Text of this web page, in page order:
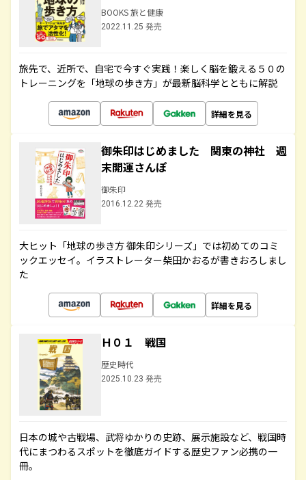
BOOKS 旅と健康
2022.11.25 発売
旅先で、近所で、自宅で今すぐ実践！楽しく脳を鍛える５０の
トレーニングを「地球の歩き方」が最新脳科学とともに解説
詳細を見る
御朱印はじめました 関東の神社 週
末開運さんぽ
御朱印
2016.12.22 発売
大ヒット「地球の歩き方 御朱印シリーズ」では初めてのコミ
ックエッセイ。イラストレーター柴田かおるが書きおろしまし
た
詳細を見る
Ｈ０１ 戦国
歴史時代
2025.10.23 発売
日本の城や古戦場、武将ゆかりの史跡、展示施設など、戦国時
代にまつわるスポットを徹底ガイドする歴史ファン必携の一
冊。